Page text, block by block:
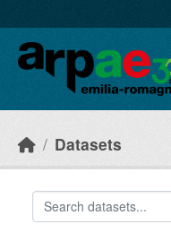
Datasets